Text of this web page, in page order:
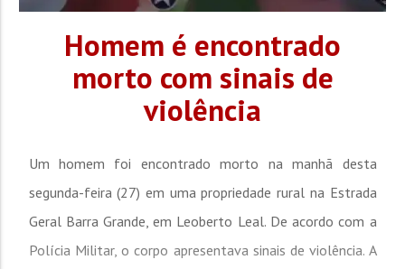
Homem é encontrado
morto com sinais de
violência
Um homem foi encontrado morto na manhã desta
segunda-feira (27) em uma propriedade rural na Estrada
Geral Barra Grande, em Leoberto Leal. De acordo com a
Polícia Militar, o corpo apresentava sinais de violência. A